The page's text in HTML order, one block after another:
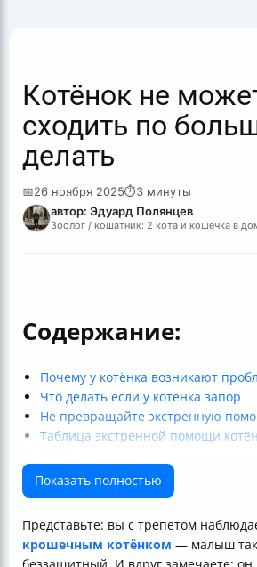
Котёнок не
сходить по
делать
📅26 ноября 2025⏱3 минуты
автор: Эдуард Полянцев
Зоолог / кошатник: 2 кота и кошечка в
Содержание:
Почему у котёнка возникают
Что делать если у котёнка запор
Не превращайте экстренную
Таблица экстренной помощи
Показать полностью
Представьте: вы с трепетом
крошечным котёнком — малыш